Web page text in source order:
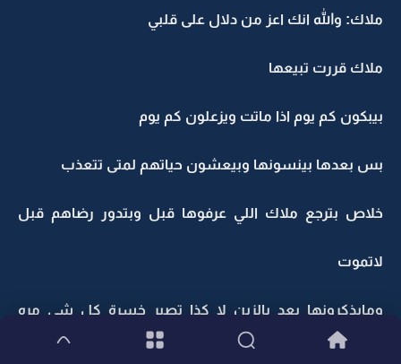
ملاك: والله انك اعز من دلال على قلبي
ملاك قررت تبيعها
بيبكون كم يوم اذا ماتت ويزعلون كم يوم
بس بعدها بينسونها وبيعشون حياتهم لمتى تتعذب
خلاص بترجع ملاك اللي عرفوها قبل وبتدور رضاهم قبل
لاتموت
ومايذكرونها بعد بالزين لا كذا تصير خسرة كل شي مره